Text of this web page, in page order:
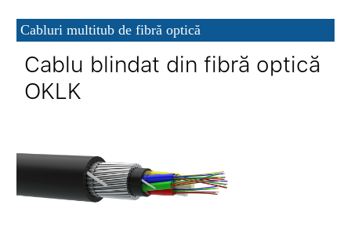
Cabluri multitub de fibră optică
Cablu blindat din fibră optică
OKLK